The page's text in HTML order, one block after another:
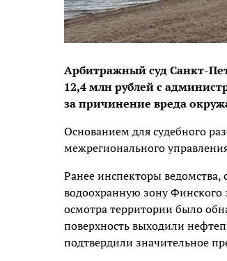
Арбитражный суд Санкт-
12,4 млн рублей с
за причинение вреда
Основанием для судебного
межрегионального
Ранее инспекторы
водоохранную зону Финского
осмотра территории было
поверхность выходили
подтвердили значительное